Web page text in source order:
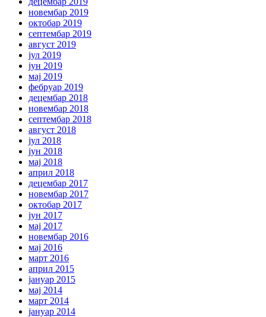
новембар 2019
октобар 2019
септембар 2019
август 2019
јул 2019
јун 2019
мај 2019
фебруар 2019
децембар 2018
новембар 2018
септембар 2018
август 2018
јул 2018
јун 2018
мај 2018
април 2018
децембар 2017
новембар 2017
октобар 2017
јун 2017
мај 2017
новембар 2016
мај 2016
март 2016
април 2015
јануар 2015
мај 2014
март 2014
јануар 2014